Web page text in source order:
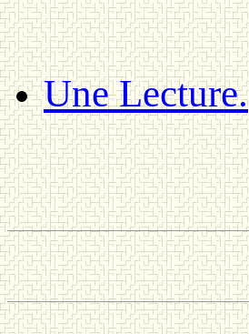
Une Lecture.